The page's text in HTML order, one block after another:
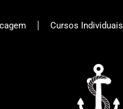
Cursos Individuais